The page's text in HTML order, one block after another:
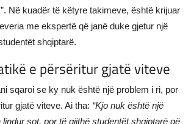
Në kuadër të këtyre takimeve, është krijuar
me ekspertë që janë duke gjetur një
shqiptarë.
e përsëritur gjatë viteve
sqaroi se ky nuk është një problem i ri, por
gjatë viteve. Ai tha: “Kjo nuk është një
sot, por të gjithë studentët shqiptarë që